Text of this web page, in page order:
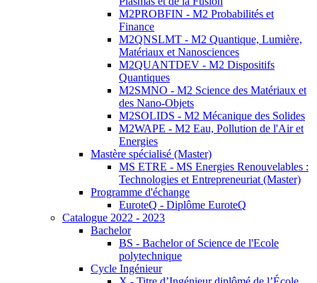
M2PROBFIN - M2 Probabilités et
Finance
M2QNSLMT - M2 Quantique, Lumière,
Matériaux et Nanosciences
M2QUANTDEV - M2 Dispositifs
Quantiques
M2SMNO - M2 Science des Matériaux et
des Nano-Objets
M2SOLIDS - M2 Mécanique des Solides
M2WAPE - M2 Eau, Pollution de l'Air et
Energies
Mastère spécialisé (Master)
MS ETRE - MS Energies Renouvelables :
Technologies et Entrepreneuriat (Master)
Programme d'échange
EuroteQ - Diplôme EuroteQ
Catalogue 2022 - 2023
Bachelor
BS - Bachelor of Science de l'Ecole
polytechnique
Cycle Ingénieur